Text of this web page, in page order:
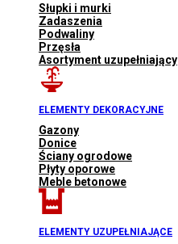
Słupki i murki
Zadaszenia
Podwaliny
Przęsła
Asortyment uzupełniający
ELEMENTY DEKORACYJNE
Gazony
Donice
Ściany ogrodowe
Płyty oporowe
Meble betonowe
ELEMENTY UZUPEŁNIAJĄCE